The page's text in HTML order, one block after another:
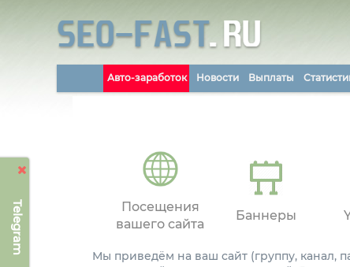
Telegram
Авто-заработок Новости Выплаты
Посещения
вашего сайта
Баннеры
Мы приведём на ваш сайт (группу, канал,